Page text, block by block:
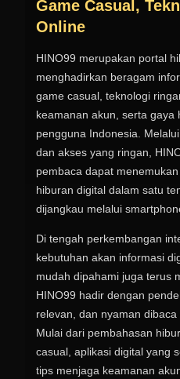
Game Casual,
Online
HINO99 merupakan portal
menghadirkan beragam
game casual, teknologi
keamanan akun, serta gaya
pengguna Indonesia.
dan akses yang ringan,
pembaca dapat
hiburan digital dalam satu
dijangkau melalui
Di tengah perkembangan
kebutuhan akan informasi
mudah dipahami juga terus
HINO99 hadir dengan
relevan, dan nyaman dibaca
Mulai dari pembahasan
casual, aplikasi digital yang
tips menjaga keamanan